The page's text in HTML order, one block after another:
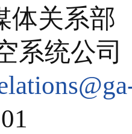
体关系部
系统公司